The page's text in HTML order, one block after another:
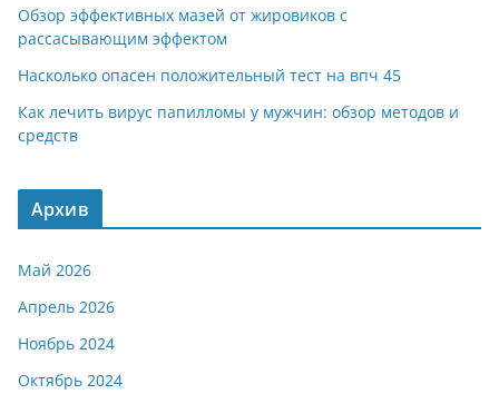
Обзор эффективных мазей от жировиков с
рассасывающим эффектом
Насколько опасен положительный тест на впч 45
Как лечить вирус папилломы у мужчин: обзор методов и
средств
Архив
Май 2026
Апрель 2026
Ноябрь 2024
Октябрь 2024